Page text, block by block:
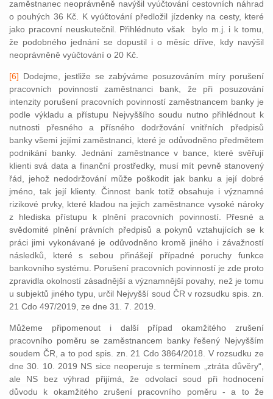
zaměstnanec neoprávněně navýšil vyúčtování cestovních náhrad
o pouhých 36 Kč. K vyúčtování předložil jízdenky na cesty, které
jako pracovní neuskutečnil. Přihlédnuto však bylo m.j. i k tomu,
že podobného jednání se dopustil i o měsíc dříve, kdy navýšil
neoprávněně vyúčtování o 20 Kč.
[6] Dodejme, jestliže se zabýváme posuzováním míry porušení
pracovních povinností zaměstnanci bank, že při posuzování
intenzity porušení pracovních povinností zaměstnancem banky je
podle výkladu a přístupu Nejvyššího soudu nutno přihlédnout k
nutnosti přesného a přísného dodržování vnitřních předpisů
banky všemi jejími zaměstnanci, které je odůvodněno předmětem
podnikání banky. Jednání zaměstnance v bance, které svěřují
klienti svá data a finanční prostředky, musí mít pevně stanovený
řád, jehož nedodržování může poškodit jak banku a její dobré
jméno, tak její klienty. Činnost bank totiž obsahuje i významné
rizikové prvky, které kladou na jejich zaměstnance vysoké nároky
z hlediska přístupu k plnění pracovních povinností. Přesné a
svědomité plnění právních předpisů a pokynů vztahujících se k
práci jimi vykonávané je odůvodněno kromě jiného i závažností
následků, které s sebou přinášejí případné poruchy funkce
bankovního systému. Porušení pracovních povinností je zde proto
zpravidla okolností zásadnější a významnější povahy, než je tomu
u subjektů jiného typu, určil Nejvyšší soud ČR v rozsudku spis. zn.
21 Cdo 497/2019, ze dne 31. 7. 2019.
Můžeme připomenout i další případ okamžitého zrušení
pracovního poměru se zaměstnancem banky řešený Nejvyšším
soudem ČR, a to pod spis. zn. 21 Cdo 3864/2018. V rozsudku ze
dne 30. 10. 2019 NS sice neoperuje s termínem „ztráta důvěry“,
ale NS bez výhrad přijímá, že odvolací soud při hodnocení
důvodu k okamžitého zrušení pracovního poměru - a to že